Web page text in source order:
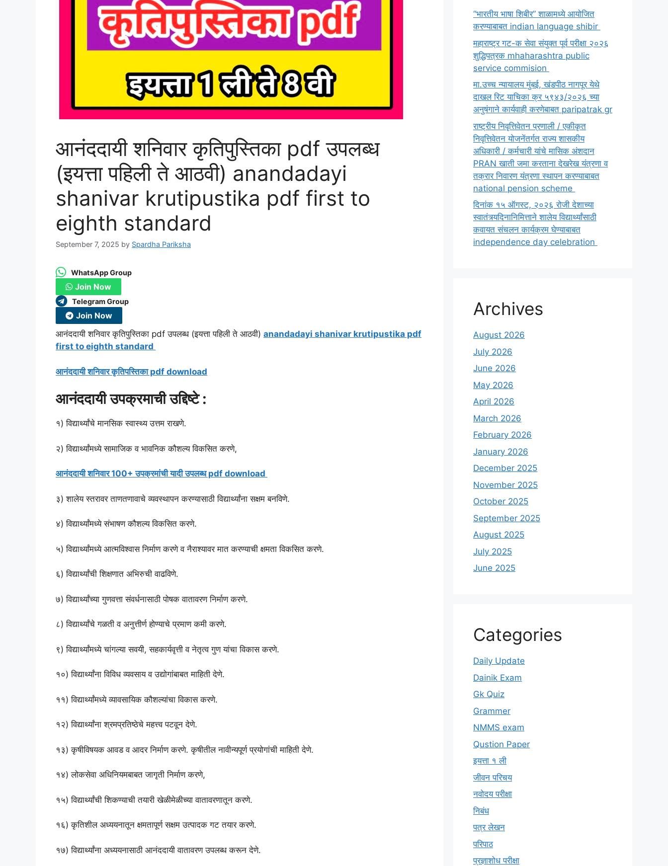
आनंददायी शनिवार कृतिपुस्तिका pdf उपलब्ध
(इयत्ता पहिली ते आठवी) anandadayi
shanivar krutipustika pdf first to
eighth standard
September 7, 2025 by Spardha Pariksha
WhatsApp Group
Join Now
Telegram Group
Join Now
आनंददायी शनिवार कृतिपुस्तिका pdf उपलब्ध (इयत्ता पहिली ते आठवी) anandadayi shanivar krutipustika pdf
first to eighth standard
आनंददायी शनिवार कृतिपस्तिका pdf download
आनंददायी उपक्रमाची उ‌द्दिष्टे :
१) विद्यार्थ्यांचे मानसिक स्वास्थ्य उत्तम राखणे.
२) विद्यार्थ्यांमध्ये सामाजिक व भावनिक कौशल्य विकसित करणे,
आनंददायी शनिवार 100+ उपक्रमांची यादी उपलब्ध pdf download
३) शालेय स्तरावर ताणतणावाचे व्यवस्थापन करण्यासाठी विद्यार्थ्यांना सक्षम बनविणे.
४) विद्यार्थ्यांमध्ये संभाषण कौशल्य विकसित करणे.
५) विद्यार्थ्यांमध्ये आत्मविश्वास निर्माण करणे व नैराश्यावर मात करण्याची क्षमता विकसित करणे.
६) विद्यार्थ्यांची शिक्षणात अभिरुची वाढविणे.
७) विद्यार्थ्यांच्या गुणवत्ता संवर्धनासाठी पोषक वातावरण निर्माण करणे.
८) विद्यार्थ्यांचे गळती व अनुत्तीर्ण होण्याचे प्रमाण कमी करणे.
९) विद्यार्थ्यांमध्ये चांगल्या सवयी, सहकार्यवृत्ती व नेतृत्व गुण यांचा विकास करणे.
१०) विद्यार्थ्यांना विविध व्यवसाय व उद्योगांबाबत माहिती देणे.
११) विद्यार्थ्यांमध्ये व्यावसायिक कौशल्यांचा विकास करणे.
१२) विद्यार्थ्यांना श्रमप्रतिष्ठेचे महत्त्व पटवून देणे.
१३) कृषीविषयक आवड व आदर निर्माण करणे. कृषीतील नावीन्यपूर्ण प्रयोगांची माहिती देणे.
१४) लोकसेवा अधिनियमबाबत जागृती निर्माण करणे,
१५) विद्यार्थ्यांची शिकण्याची तयारी खेळीमेळीच्या वातावरणातून करणे.
१६) कृतिशील अध्ययनातून क्षमतापूर्ण सक्षम उत्पादक गट तयार करणे.
१७) विद्यार्थ्यांना अध्ययनासाठी आनंददायी वातावरण उपलब्ध करून देणे.
“भारतीय भाषा शिबीर” शाळामध्ये आयोजित
करण्याबाबत indian language shibir
महाराष्ट्र गट-क सेवा संयुक्त पूर्व परीक्षा २०२६
शुद्धिपत्रक mhaharashtra public
service commision
मा.उच्च न्यायालय मुंबई, खंडपीठ नागपूर येथे
दाखल रिट याचिका क्र ५९४३/२०२६ च्या
अनुषंगाने कार्यवाही करणेबाबत paripatrak gr
राष्ट्रीय निवृत्तिवेतन प्रणाली / एकीकृत
निवृत्तिवेतन योजनेंतर्गत राज्य शासकीय
अधिकारी / कर्मचारी यांचे मासिक अंशदान
PRAN खाती जमा करताना देखरेख यंत्रणा व
तक्रार निवारण यंत्रणा स्थापन करण्याबाबत
national pension scheme
दिनांक १५ ऑगस्ट, २०२६ रोजी देशाच्या
स्वातंत्र्यदिनानिमित्ताने शालेय विद्यार्थ्यांसाठी
कवायत संचलन कार्यक्रम घेण्याबाबत
independence day celebration
Archives
August 2026
July 2026
June 2026
May 2026
April 2026
March 2026
February 2026
January 2026
December 2025
November 2025
October 2025
September 2025
August 2025
July 2025
June 2025
Categories
Daily Update
Dainik Exam
Gk Quiz
Grammer
NMMS exam
Qustion Paper
इयत्ता १ ली
जीवन परिचय
नवोदय परीक्षा
निबंध
पत्र लेखन
परिपाठ
प्रज्ञाशोध परीक्षा